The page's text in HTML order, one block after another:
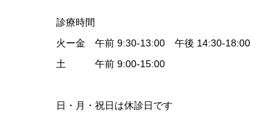
診療時間
火ー金 午前 9:30-13:00 午後 14:30-18:00
土 午前 9:00-15:00
日・月・祝日は休診日です